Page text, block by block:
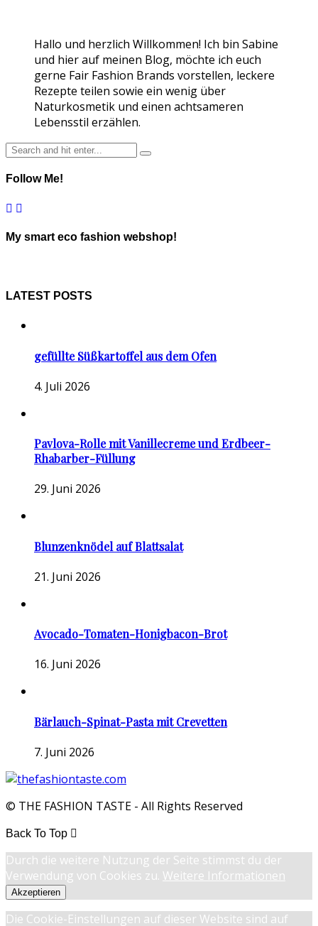
Hallo und herzlich Willkommen! Ich bin Sabine
und hier auf meinen Blog, möchte ich euch
gerne Fair Fashion Brands vorstellen, leckere
Rezepte teilen sowie ein wenig über
Naturkosmetik und einen achtsameren
Lebensstil erzählen.
Follow Me!
My smart eco fashion webshop!
LATEST POSTS
gefüllte Süßkartoffel aus dem Ofen
4. Juli 2026
Pavlova-Rolle mit Vanillecreme und Erdbeer-
Rhabarber-Füllung
29. Juni 2026
Blunzenknödel auf Blattsalat
21. Juni 2026
Avocado-Tomaten-Honigbacon-Brot
16. Juni 2026
Bärlauch-Spinat-Pasta mit Crevetten
7. Juni 2026
© THE FASHION TASTE - All Rights Reserved
Back To Top
Durch die weitere Nutzung der Seite stimmst du der
Verwendung von Cookies zu. Weitere Informationen
Akzeptieren
Die Cookie-Einstellungen auf dieser Website sind auf